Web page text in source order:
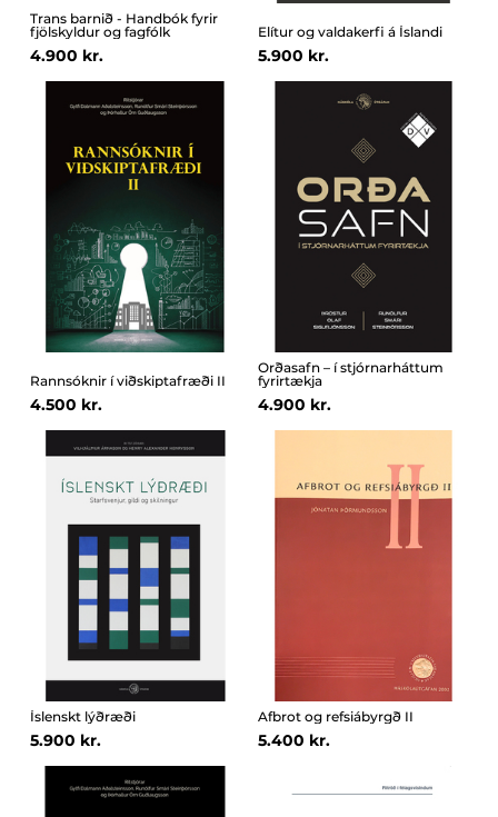
Trans barnið - Handbók fyrir
fjölskyldur og fagfólk
4.900 kr.
Elítur og valdakerfi á Íslandi
5.900 kr.
Rannsóknir í viðskiptafræði II
4.500 kr.
Orðasafn – í stjórnarháttum
fyrirtækja
4.900 kr.
Íslenskt lýðræði
5.900 kr.
Afbrot og refsiábyrgð II
5.400 kr.